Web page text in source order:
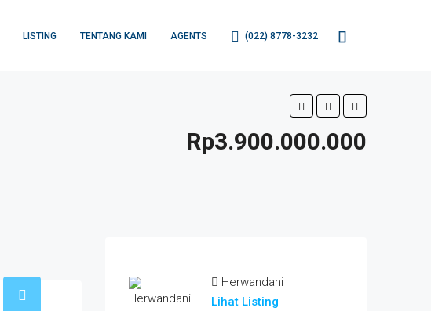
LISTING TENTANG KAMI AGENTS (022) 8778-3232
Rp3.900.000.000
Herwandani
Lihat Listing